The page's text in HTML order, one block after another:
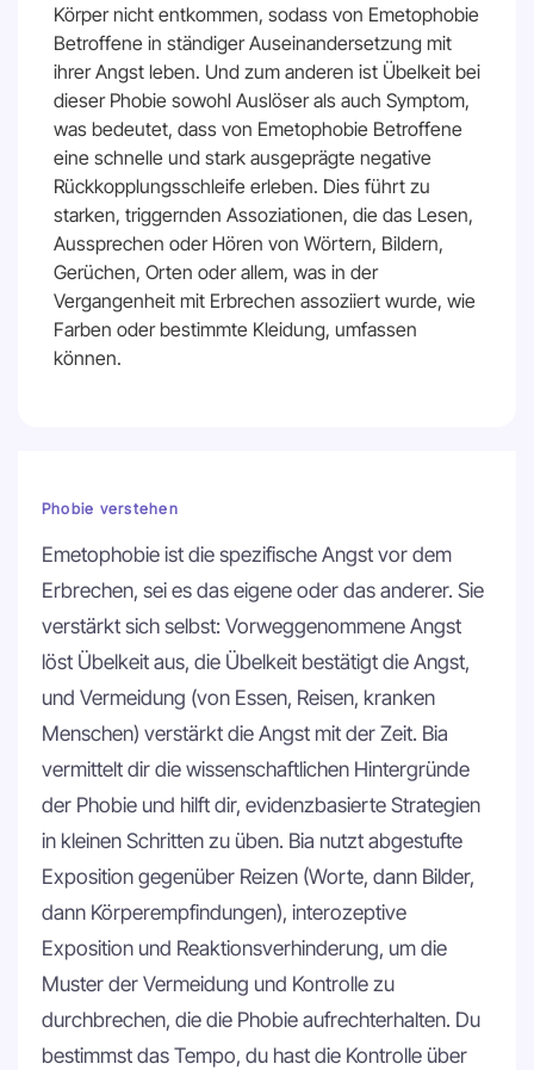
Körper nicht entkommen, sodass von Emetophobie
Betroffene in ständiger Auseinandersetzung mit
ihrer Angst leben. Und zum anderen ist Übelkeit bei
dieser Phobie sowohl Auslöser als auch Symptom,
was bedeutet, dass von Emetophobie Betroffene
eine schnelle und stark ausgeprägte negative
Rückkopplungsschleife erleben. Dies führt zu
starken, triggernden Assoziationen, die das Lesen,
Aussprechen oder Hören von Wörtern, Bildern,
Gerüchen, Orten oder allem, was in der
Vergangenheit mit Erbrechen assoziiert wurde, wie
Farben oder bestimmte Kleidung, umfassen
können.
Phobie verstehen
Emetophobie ist die spezifische Angst vor dem
Erbrechen, sei es das eigene oder das anderer. Sie
verstärkt sich selbst: Vorweggenommene Angst
löst Übelkeit aus, die Übelkeit bestätigt die Angst,
und Vermeidung (von Essen, Reisen, kranken
Menschen) verstärkt die Angst mit der Zeit. Bia
vermittelt dir die wissenschaftlichen Hintergründe
der Phobie und hilft dir, evidenzbasierte Strategien
in kleinen Schritten zu üben. Bia nutzt abgestufte
Exposition gegenüber Reizen (Worte, dann Bilder,
dann Körperempfindungen), interozeptive
Exposition und Reaktionsverhinderung, um die
Muster der Vermeidung und Kontrolle zu
durchbrechen, die die Phobie aufrechterhalten. Du
bestimmst das Tempo, du hast die Kontrolle über